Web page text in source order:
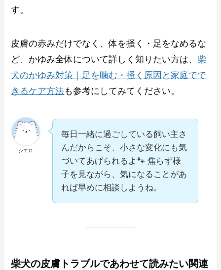
す。
皮膚の赤みだけでなく、体を掻く・足をなめるな
ど、かゆみ全体について詳しく知りたい方は、 柴
犬のかゆみ対策｜足を噛む・掻く原因と家庭でで
きるケア方法も参考にしてみてください。
シエロ
毎日一緒に過ごしている飼い主さ
んだからこそ、小さな変化にも気
づいてあげられるよ🐾 焦らず様
子を見ながら、気になることがあ
れば早めに相談しようね。
柴犬の皮膚トラブルであわせて読みたい関連